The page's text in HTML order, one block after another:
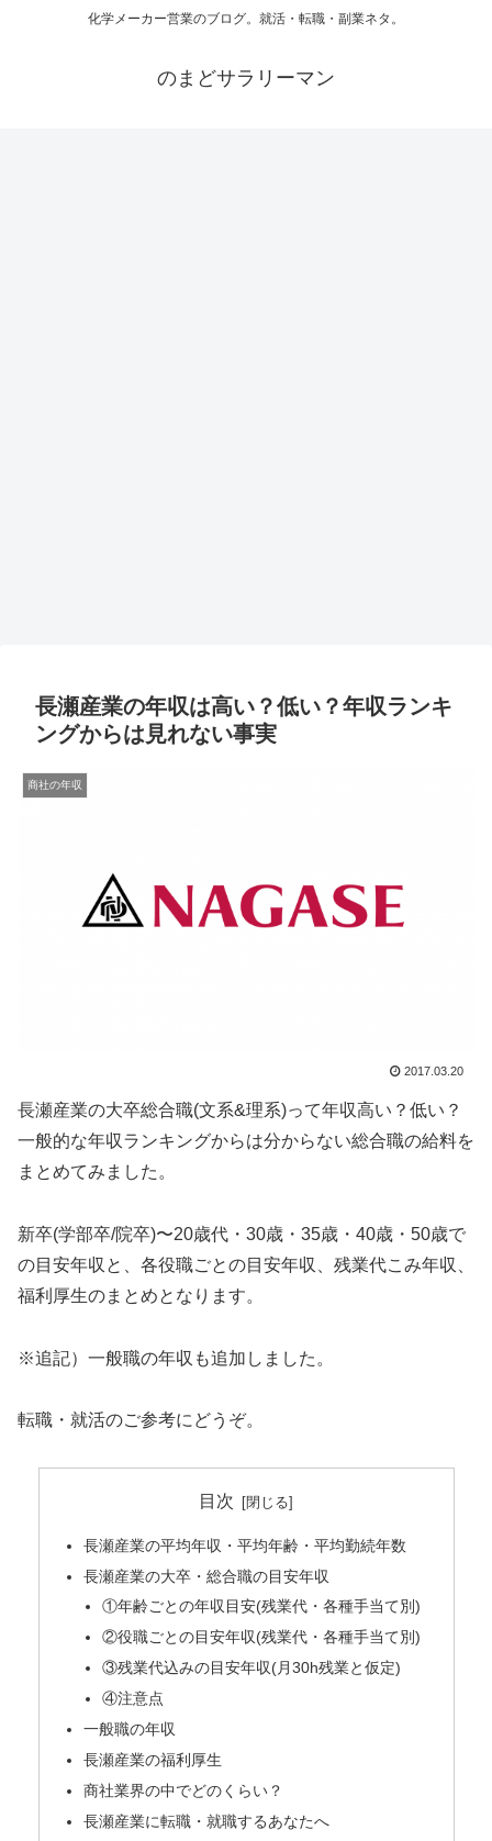
化学メーカー営業のブログ。就活・転職・副業ネタ。
のまどサラリーマン
長瀬産業の年収は高い？低い？年収ランキ
ングからは見れない事実
商社の年収
2017.03.20
長瀬産業の大卒総合職(文系&理系)って年収高い？低い？
一般的な年収ランキングからは分からない総合職の給料を
まとめてみました。
新卒(学部卒/院卒)〜20歳代・30歳・35歳・40歳・50歳で
の目安年収と、各役職ごとの目安年収、残業代こみ年収、
福利厚生のまとめとなります。
※追記）一般職の年収も追加しました。
転職・就活のご参考にどうぞ。
目次
長瀬産業の平均年収・平均年齢・平均勤続年数
長瀬産業の大卒・総合職の目安年収
①年齢ごとの年収目安(残業代・各種手当て別)
②役職ごとの目安年収(残業代・各種手当て別)
③残業代込みの目安年収(月30h残業と仮定)
④注意点
一般職の年収
長瀬産業の福利厚生
商社業界の中でどのくらい？
長瀬産業に転職・就職するあなたへ